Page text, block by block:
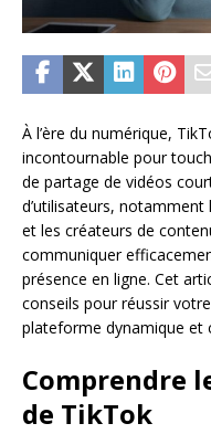
À l’ère du numérique,
incontournable pour
de partage de vidéos
d’utilisateurs,
et les créateurs de
communiquer
présence en ligne. Cet
conseils pour réussir
plateforme dynamique et
Comprendre
de TikTok